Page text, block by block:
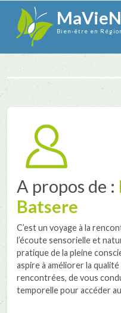
Bien-être en
A propos de :
Batsere
C’est un voyage à la
l’écoute sensorielle et
pratique de la pleine
aspire à améliorer la
rencontrées, de vous
temporelle pour accéder